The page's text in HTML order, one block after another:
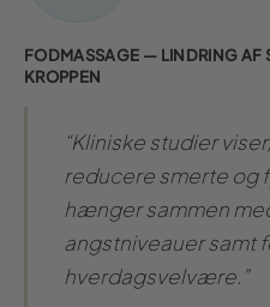
FODMASSAGE — LINDRING AF
KROPPEN
“Kliniske studier
reducere smerte og
hænger sammen
angstniveauer samt
hverdagsvelvære.”